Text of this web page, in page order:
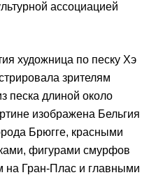
ассоциацией
художница по песку Хэ
зрителям
песка длиной около
изображена Бельгия
Брюгге, красными
фигурами смурфов
на Гран-Плас и главными